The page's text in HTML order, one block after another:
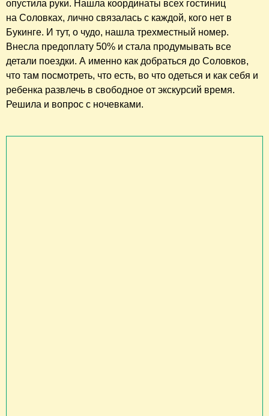
опустила руки. Нашла координаты всех гостиниц
на Соловках, лично связалась с каждой, кого нет в
Букинге. И тут, о чудо, нашла трехместный номер.
Внесла предоплату 50% и стала продумывать все
детали поездки. А именно как добраться до Соловков,
что там посмотреть, что есть, во что одеться и как себя и
ребенка развлечь в свободное от экскурсий время.
Решила и вопрос с ночевками.